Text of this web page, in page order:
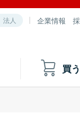
法人 企業情報
買う